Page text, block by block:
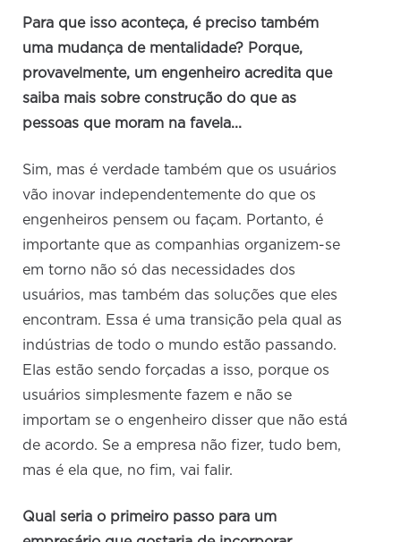
Para que isso aconteça, é preciso também
uma mudança de mentalidade? Porque,
provavelmente, um engenheiro acredita que
saiba mais sobre construção do que as
pessoas que moram na favela...
Sim, mas é verdade também que os usuários
vão inovar independentemente do que os
engenheiros pensem ou façam. Portanto, é
importante que as companhias organizem-se
em torno não só das necessidades dos
usuários, mas também das soluções que eles
encontram. Essa é uma transição pela qual as
indústrias de todo o mundo estão passando.
Elas estão sendo forçadas a isso, porque os
usuários simplesmente fazem e não se
importam se o engenheiro disser que não está
de acordo. Se a empresa não fizer, tudo bem,
mas é ela que, no fim, vai falir.
Qual seria o primeiro passo para um